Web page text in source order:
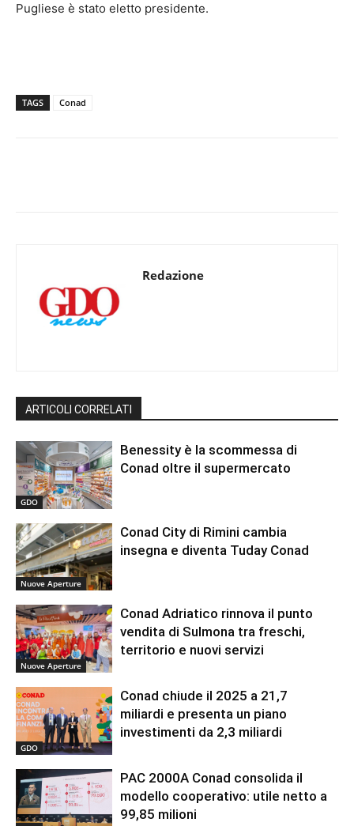
Pugliese è stato eletto presidente.
TAGS Conad
Redazione
ARTICOLI CORRELATI
GDO
Benessity è la scommessa di
Conad oltre il supermercato
Nuove Aperture
Conad City di Rimini cambia
insegna e diventa Tuday Conad
Nuove Aperture
Conad Adriatico rinnova il punto
vendita di Sulmona tra freschi,
territorio e nuovi servizi
GDO
Conad chiude il 2025 a 21,7
miliardi e presenta un piano
investimenti da 2,3 miliardi
PAC 2000A Conad consolida il
modello cooperativo: utile netto a
99,85 milioni